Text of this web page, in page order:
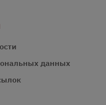
данных